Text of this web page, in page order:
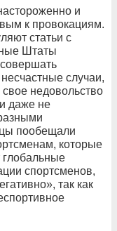
и
к провокациям.
статьи с
Штаты
случаи,
недовольство
даже не
пообещали
которые
глобальные
спортсменов,
так как